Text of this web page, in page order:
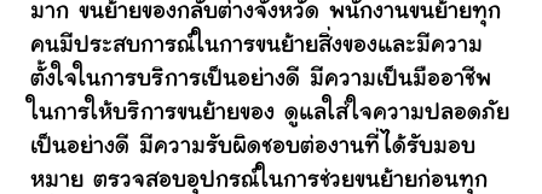
มาก ขนย้ายของกลับต่างจังหวัด พนักงานขนย้ายทุก
คนมีประสบการณ์ในการขนย้ายสิ่งของและมีความ
ตั้งใจในการบริการเป็นอย่างดี มีความเป็นมืออาชีพ
ในการให้บริการขนย้ายของ ดูแลใส่ใจความปลอดภัย
เป็นอย่างดี มีความรับผิดชอบต่องานที่ได้รับมอบ
หมาย ตรวจสอบอุปกรณ์ในการช่วยขนย้ายก่อนทุก